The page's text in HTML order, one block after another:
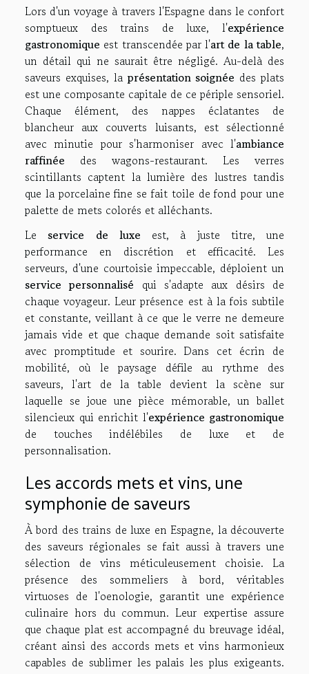
Lors d'un voyage à travers l'Espagne dans le confort
somptueux des trains de luxe, l'expérience
gastronomique est transcendée par l'art de la table,
un détail qui ne saurait être négligé. Au-delà des
saveurs exquises, la présentation soignée des plats
est une composante capitale de ce périple sensoriel.
Chaque élément, des nappes éclatantes de
blancheur aux couverts luisants, est sélectionné
avec minutie pour s'harmoniser avec l'ambiance
raffinée des wagons-restaurant. Les verres
scintillants captent la lumière des lustres tandis
que la porcelaine fine se fait toile de fond pour une
palette de mets colorés et alléchants.
Leservice de luxe est, à juste titre, une
performance en discrétion et efficacité. Les
serveurs, d'une courtoisie impeccable, déploient un
service personnalisé qui s'adapte aux désirs de
chaque voyageur. Leur présence est à la fois subtile
et constante, veillant à ce que le verre ne demeure
jamais vide et que chaque demande soit satisfaite
avec promptitude et sourire. Dans cet écrin de
mobilité, où le paysage défile au rythme des
saveurs, l'art de la table devient la scène sur
laquelle se joue une pièce mémorable, un ballet
silencieux qui enrichit l'expérience gastronomique
de touches indélébiles de luxe et de
personnalisation.
Les accords mets et vins, une
symphonie de saveurs
À bord des trains de luxe en Espagne, la découverte
des saveurs régionales se fait aussi à travers une
sélection de vins méticuleusement choisie. La
présence des sommeliers à bord, véritables
virtuoses de l'oenologie, garantit une expérience
culinaire hors du commun. Leur expertise assure
que chaque plat est accompagné du breuvage idéal,
créant ainsi des accords mets et vins harmonieux
capables de sublimer les palais les plus exigeants.